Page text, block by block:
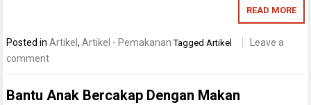
READ MORE
Posted inArtikel,Artikel - Pemakanan Tagged Artikel
Leave a
comment
Bantu Anak Bercakap Dengan Makan